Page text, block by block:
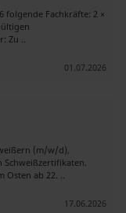
folgende Fachkräfte: 2 ×
Zu ..
01.07.2026
(m/w/d),
ab 22. ..
17.06.2026